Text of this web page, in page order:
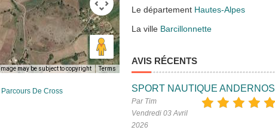
Image may be subject to copyright Terms
Parcours De Cross
Le département Hautes-Alpes
La ville Barcillonnette
AVIS RÉCENTS
SPORT NAUTIQUE ANDERNOS
Par Tim
Vendredi 03 Avril
2026